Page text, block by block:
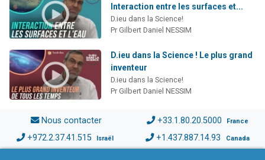
Interaction entre les surfaces et...
D.ieu dans la Science!
Pr Gilbert Daniel NESSIM
D.ieu dans la Science ! Le plus grand
inventeur
D.ieu dans la Science!
Pr Gilbert Daniel NESSIM
Nous contacter +33.1.80.20.5000 France
+972.2.37.41.515 Israël +1.437.887.14.93 Canada